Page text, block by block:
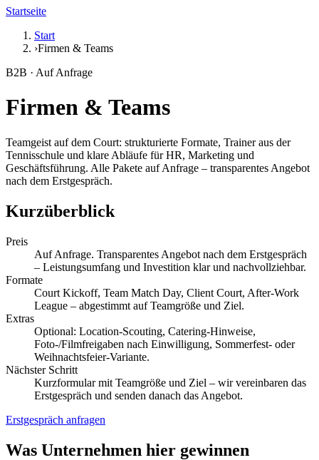
Startseite
Start
›Firmen & Teams
B2B · Auf Anfrage
Firmen & Teams
Teamgeist auf dem Court: strukturierte Formate, Trainer aus der
Tennisschule und klare Abläufe für HR, Marketing und
Geschäftsführung. Alle Pakete auf Anfrage – transparentes Angebot
nach dem Erstgespräch.
Kurzüberblick
Preis
Auf Anfrage. Transparentes Angebot nach dem Erstgespräch
– Leistungsumfang und Investition klar und nachvollziehbar.
Formate
Court Kickoff, Team Match Day, Client Court, After-Work
League – abgestimmt auf Teamgröße und Ziel.
Extras
Optional: Location-Scouting, Catering-Hinweise,
Foto-/Filmfreigaben nach Einwilligung, Sommerfest- oder
Weihnachtsfeier-Variante.
Nächster Schritt
Kurzformular mit Teamgröße und Ziel – wir vereinbaren das
Erstgespräch und senden danach das Angebot.
Erstgespräch anfragen
Was Unternehmen hier gewinnen